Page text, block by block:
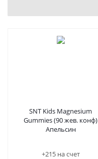
SNT Kids Magnesium
Gummies (90 жев. конф)
Апельсин
+215 на счет